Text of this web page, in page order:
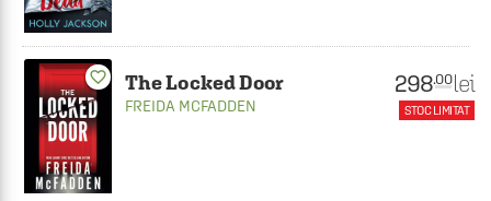
favorite_border The Locked Door
FREIDA MCFADDEN
298.00 lei
STOC LIMITAT